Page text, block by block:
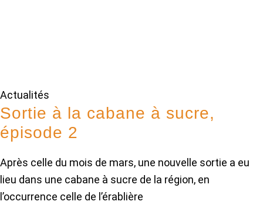
Actualités
Sortie à la cabane à sucre,
épisode 2
Après celle du mois de mars, une nouvelle sortie a eu
lieu dans une cabane à sucre de la région, en
l’occurrence celle de l’érablière